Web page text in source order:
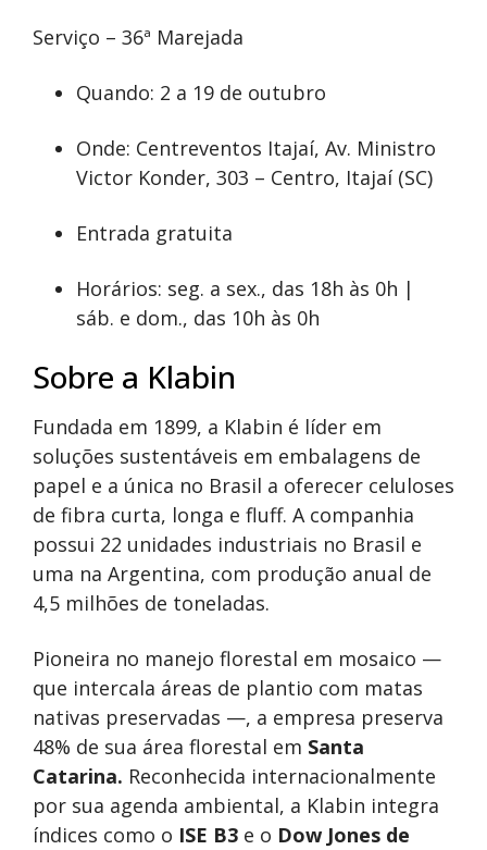
Serviço – 36ª Marejada
Quando: 2 a 19 de outubro
Onde: Centreventos Itajaí, Av. Ministro
Victor Konder, 303 – Centro, Itajaí (SC)
Entrada gratuita
Horários: seg. a sex., das 18h às 0h |
sáb. e dom., das 10h às 0h
Sobre a Klabin
Fundada em 1899, a Klabin é líder em
soluções sustentáveis em embalagens de
papel e a única no Brasil a oferecer celuloses
de fibra curta, longa e fluff. A companhia
possui 22 unidades industriais no Brasil e
uma na Argentina, com produção anual de
4,5 milhões de toneladas.
Pioneira no manejo florestal em mosaico —
que intercala áreas de plantio com matas
nativas preservadas —, a empresa preserva
48% de sua área florestal em Santa
Catarina. Reconhecida internacionalmente
por sua agenda ambiental, a Klabin integra
índices como o ISE B3 e o Dow Jones de